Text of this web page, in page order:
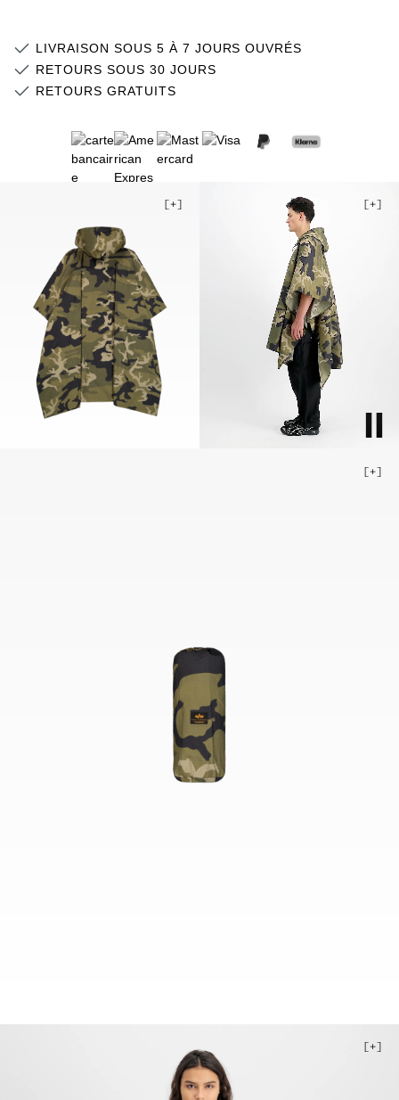
LIVRAISON SOUS 5 À 7 JOURS OUVRÉS
RETOURS SOUS 30 JOURS
RETOURS GRATUITS